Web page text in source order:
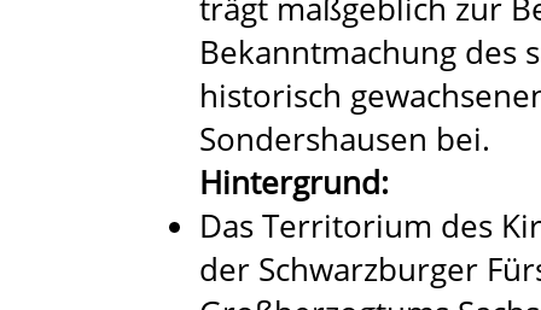
Bekanntmachung des
historisch
Sondershausen bei.
Hintergrund:
Das Territorium des
der Schwarzburger